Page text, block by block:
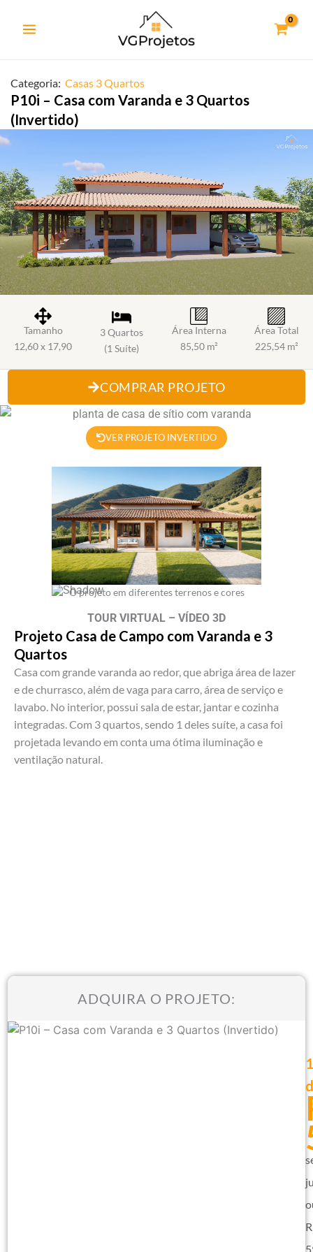
para
Categoria: Casas 3 Quartos
P10i – Casa com Varanda e 3 Quartos
(Invertido)
Tamanho
12,60 x 17,90
3 Quartos
(1 Suíte)
Área Interna
85,50 m²
Área Total
225,54 m²
COMPRAR PROJETO
VER PROJETO INVERTIDO
O projeto em diferentes terrenos e cores
TOUR VIRTUAL – VÍDEO 3D
Projeto Casa de Campo com Varanda e 3
Quartos
Casa com grande varanda ao redor, que abriga área de lazer
e de churrasco, além de vaga para carro, área de serviço e
lavabo. No interior, possui sala de estar, jantar e cozinha
integradas. Com 3 quartos, sendo 1 deles suíte, a casa foi
projetada levando em conta uma ótima iluminação e
ventilação natural.
ADQUIRA O PROJETO: